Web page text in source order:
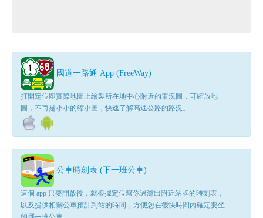
國道一路通 App (FreeWay)
打開定位即實際地圖上繪製所在地中心附近的車況圖，可縮放地
圖，不再是小小的縮小圖，快速了解高速公路的路況。
公車時刻表 (下一班公車)
這個 app 只要開啟後，就根據定位幫你過濾出附近站牌的時刻表，
以及提供相關公車預計到站的時間，方便您在很快時間內確定要坐